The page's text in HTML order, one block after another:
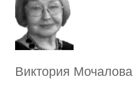
Виктория Мочалова